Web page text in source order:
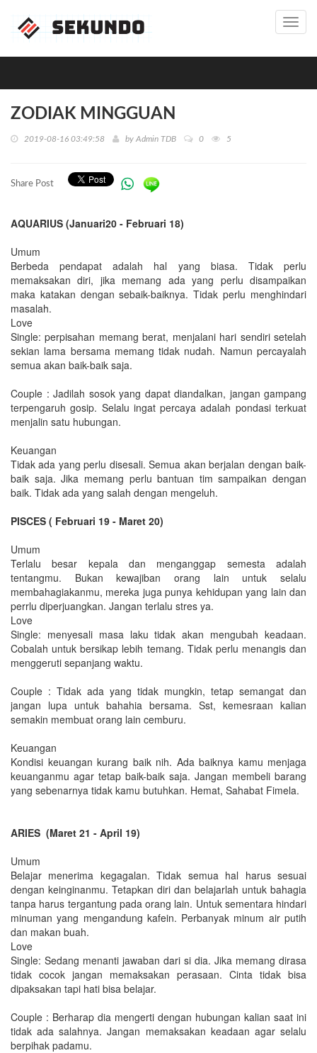
ZODIAK MINGGUAN
2019-08-16 03:49:58 by Admin TDB 0 5
Share Post
AQUARIUS (Januari20 - Februari 18)
Umum
Berbeda pendapat adalah hal yang biasa. Tidak perlu
memaksakan diri, jika memang ada yang perlu disampaikan
maka katakan dengan sebaik-baiknya. Tidak perlu menghindari
masalah.
Love
Single: perpisahan memang berat, menjalani hari sendiri setelah
sekian lama bersama memang tidak nudah. Namun percayalah
semua akan baik-baik saja.
Couple : Jadilah sosok yang dapat diandalkan, jangan gampang
terpengaruh gosip. Selalu ingat percaya adalah pondasi terkuat
menjalin satu hubungan.
Keuangan
Tidak ada yang perlu disesali. Semua akan berjalan dengan baik-
baik saja. Jika memang perlu bantuan tim sampaikan dengan
baik. Tidak ada yang salah dengan mengeluh.
PISCES ( Februari 19 - Maret 20)
Umum
Terlalu besar kepala dan menganggap semesta adalah
tentangmu. Bukan kewajiban orang lain untuk selalu
membahagiakanmu, mereka juga punya kehidupan yang lain dan
perrlu diperjuangkan. Jangan terlalu stres ya.
Love
Single: menyesali masa laku tidak akan mengubah keadaan.
Cobalah untuk bersikap lebih temang. Tidak perlu menangis dan
menggeruti sepanjang waktu.
Couple : Tidak ada yang tidak mungkin, tetap semangat dan
jangan lupa untuk bahahia bersama. Sst, kemesraan kalian
semakin membuat orang lain cemburu.
Keuangan
Kondisi keuangan kurang baik nih. Ada baiknya kamu menjaga
keuanganmu agar tetap baik-baik saja. Jangan membeli barang
yang sebenarnya tidak kamu butuhkan. Hemat, Sahabat Fimela.
ARIES (Maret 21 - April 19)
Umum
Belajar menerima kegagalan. Tidak semua hal harus sesuai
dengan keinginanmu. Tetapkan diri dan belajarlah untuk bahagia
tanpa harus tergantung pada orang lain. Untuk sementara hindari
minuman yang mengandung kafein. Perbanyak minum air putih
dan makan buah.
Love
Single: Sedang menanti jawaban dari si dia. Jika memang dirasa
tidak cocok jangan memaksakan perasaan. Cinta tidak bisa
dipaksakan tapi hati bisa belajar.
Couple : Berharap dia mengerti dengan hubungan kalian saat ini
tidak ada salahnya. Jangan memaksakan keadaan agar selalu
berpihak padamu.